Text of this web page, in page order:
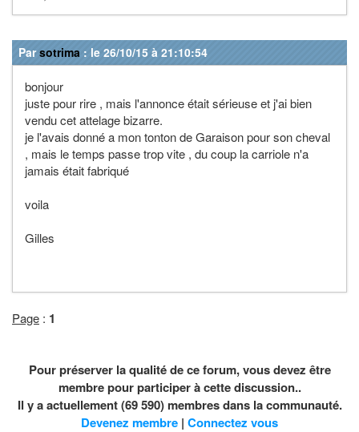
Parsotrima : le 26/10/15 à 21:10:54
bonjour
juste pour rire , mais l'annonce était sérieuse et j'ai bien
vendu cet attelage bizarre.
je l'avais donné a mon tonton de Garaison pour son cheval
, mais le temps passe trop vite , du coup la carriole n'a
jamais était fabriqué
voila
Gilles
Page : 1
Pour préserver la qualité de ce forum, vous devez être
membre pour participer à cette discussion..
Il y a actuellement (69 590) membres dans la communauté.
Devenez membre | Connectez vous